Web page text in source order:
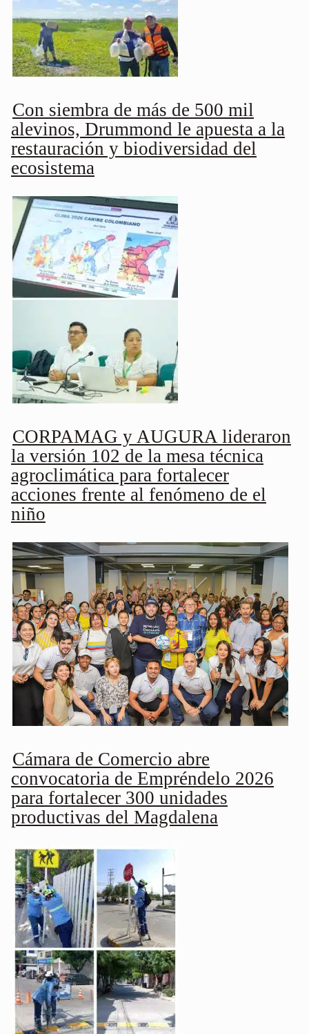
Con siembra de más de 500 mil
alevinos, Drummond le apuesta a la
restauración y biodiversidad del
ecosistema
CORPAMAG y AUGURA lideraron
la versión 102 de la mesa técnica
agroclimática para fortalecer
acciones frente al fenómeno de el
niño
Cámara de Comercio abre
convocatoria de Empréndelo 2026
para fortalecer 300 unidades
productivas del Magdalena